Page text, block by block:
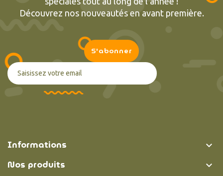
Découvrez nos nouveautés en avant première.
Informations 
Nos produits 